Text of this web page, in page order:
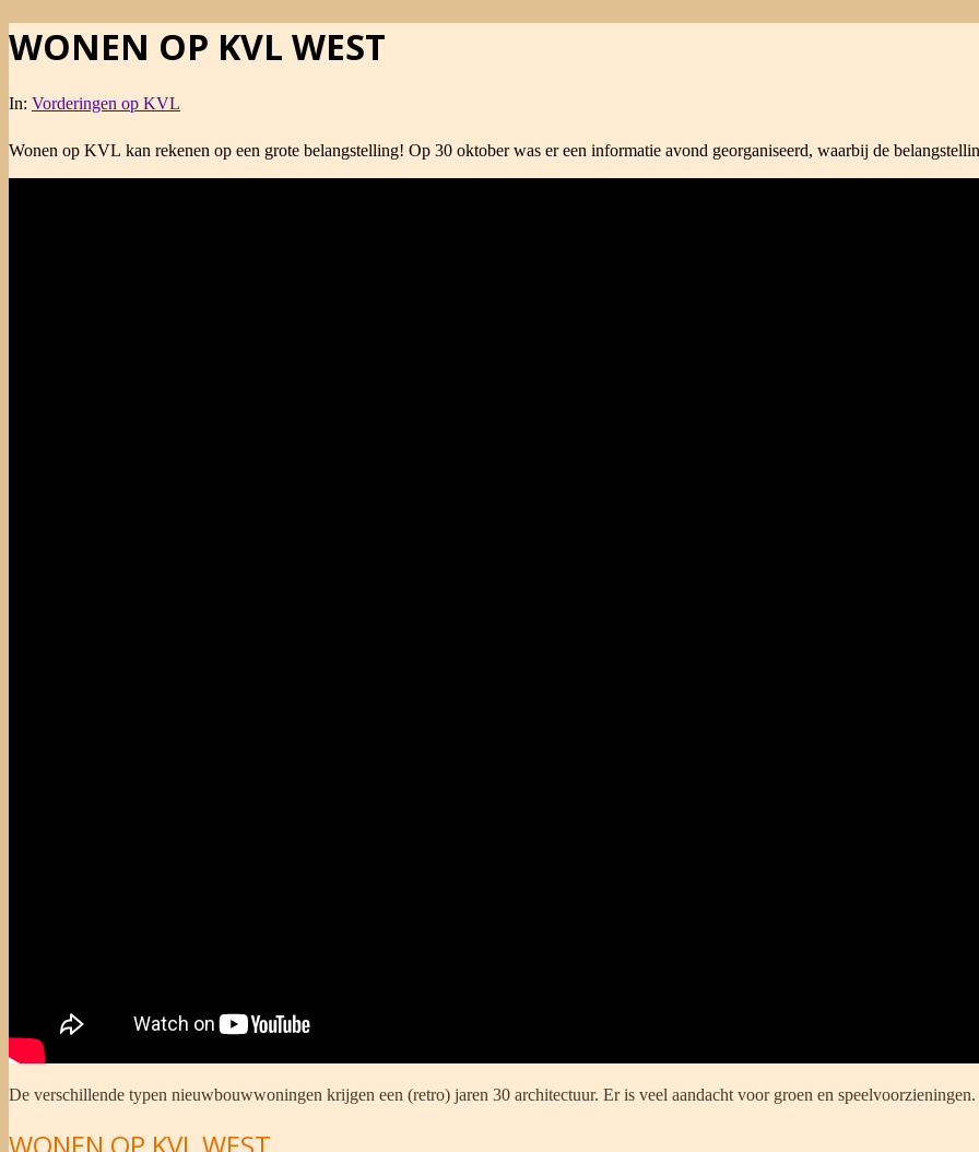
WONEN OP KVL WEST
In: Vorderingen op KVL
Wonen op KVL kan rekenen op een grote belangstelling! Op 30 oktober was er een informatie avond georganiseerd, waarbij de
De verschillende typen nieuwbouwwoningen krijgen een (retro) jaren 30 architectuur. Er is veel aandacht voor groen en speelvoorzieningen.
WONEN OP KVL WEST